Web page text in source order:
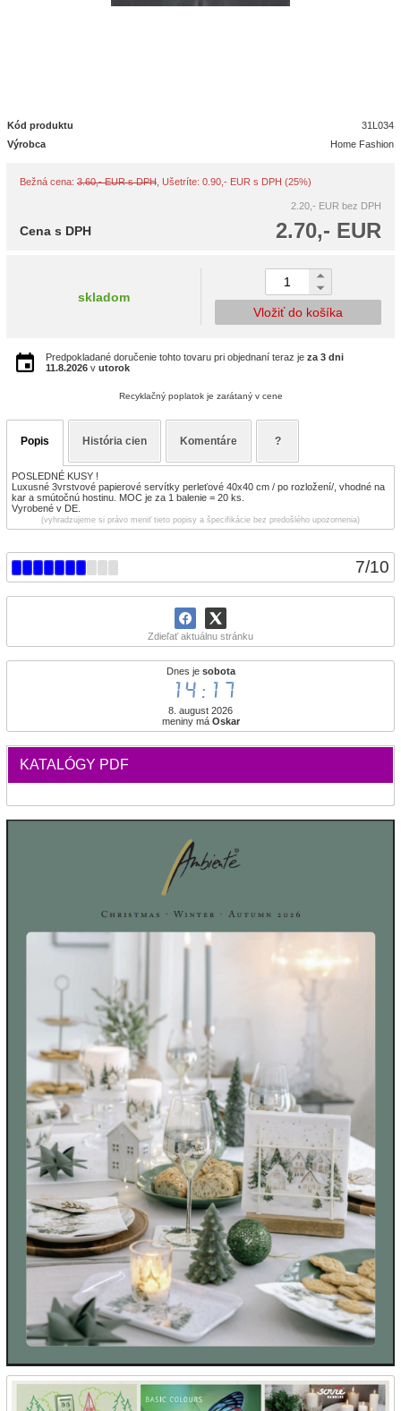
7/10
Zdieľať aktuálnu stránku
Dnes je sobota
14:17
8. august 2026
meniny má Oskar
KATALÓGY PDF
Kód produktu
31L034
Výrobca
Home Fashion
Bežná cena: 3.60,- EUR s DPH , Ušetríte: 0.90,- EUR s DPH (25%)
2.20,- EUR bez DPH
2.70,- EUR
Cena s DPH
skladom
Vložiť do košíka
Predpokladané doručenie tohto tovaru pri objednaní teraz je za 3 dni
11.8.2026 v utorok
Recyklačný poplatok je zarátaný v cene
Popis História cien Komentáre ?
POSLEDNÉ KUSY !
Luxusné 3vrstvové papierové servítky perleťové 40x40 cm / po rozložení/, vhodné na
kar a smútočnú hostinu. MOC je za 1 balenie = 20 ks.
Vyrobené v DE.
(vyhradzujeme si právo meniť tieto popisy a špecifikácie bez predošlého upozornenia)